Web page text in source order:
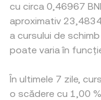
cu circa 0,46967
aproximativ
a cursului de
poate varia în
În ultimele 7 zile,
o scădere cu 1,00